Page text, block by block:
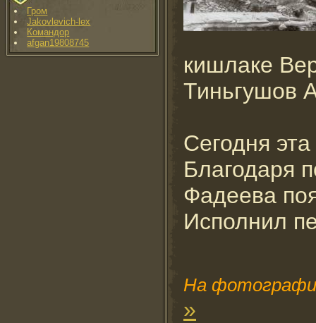
Гром
Jakovlevich-lex
Командор
afgan19808745
кишлаке
Тиньгушов
Сегодня
Благодаря
Фадеева
Исполнил
На
»